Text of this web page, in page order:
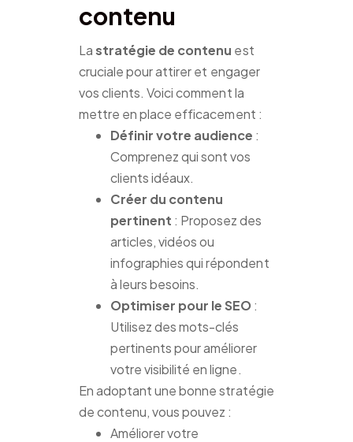
contenu
Lastratégie de contenu est
cruciale pour attirer et engager
vos clients. Voici comment la
mettre en place efficacement :
Définir votre audience :
Comprenez qui sont vos
clients idéaux.
Créer du contenu
pertinent : Proposez des
articles, vidéos ou
infographies qui répondent
à leurs besoins.
Optimiser pour le SEO :
Utilisez des mots-clés
pertinents pour améliorer
votre visibilité en ligne.
En adoptant une bonne stratégie
de contenu, vous pouvez :
Améliorer votre